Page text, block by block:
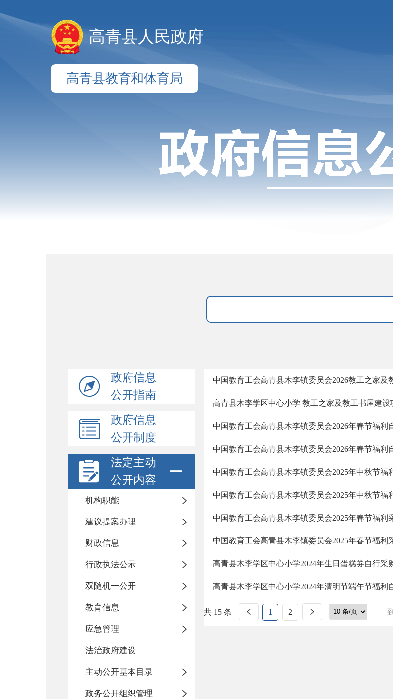
高青县人民政府
高青县教育和体育局
政府信息
公开指南
政府信息
公开制度
法定主动
公开内容
机构职能
建议提案办理
财政信息
行政执法公示
双随机一公开
教育信息
应急管理
法治政府建设
主动公开基本目录
政务公开组织管理
中国教育工会高青县木李镇委员会2026教工之家及
高青县木李学区中心小学 教工之家及教工书屋建设
中国教育工会高青县木李镇委员会2026年春节福利
中国教育工会高青县木李镇委员会2026年春节福利
中国教育工会高青县木李镇委员会2025年中秋节福
中国教育工会高青县木李镇委员会2025年中秋节福
中国教育工会高青县木李镇委员会2025年春节福利
中国教育工会高青县木李镇委员会2025年春节福利
高青县木李学区中心小学2024年生日蛋糕券自行采
高青县木李学区中心小学2024年清明节端午节福利
共 15 条 1 2